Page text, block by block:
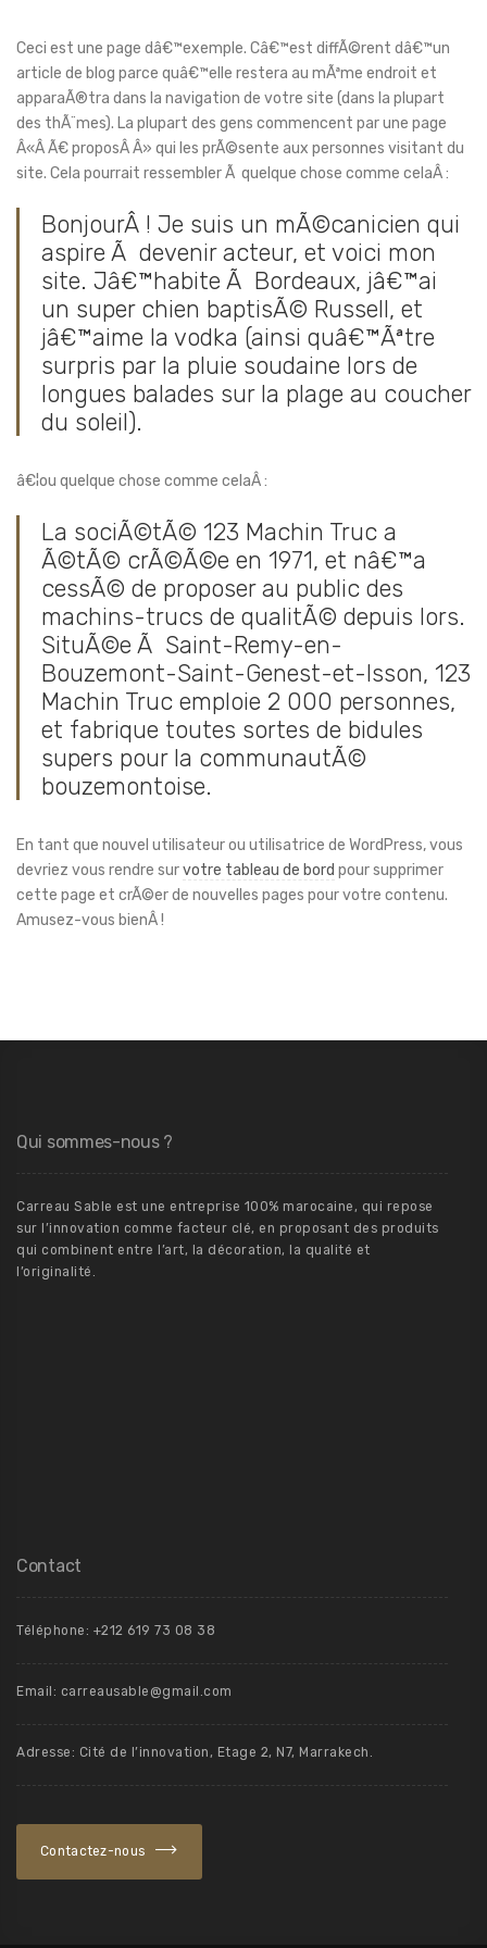
Ceci est une page dâ€™exemple. Câ€™est diffÃ©rent dâ€™un
article de blog parce quâ€™elle restera au mÃªme endroit et
apparaÃ®tra dans la navigation de votre site (dans la plupart
des thÃ¨mes). La plupart des gens commencent par une page
Â«Â Ã€ proposÂ Â» qui les prÃ©sente aux personnes visitant du
site. Cela pourrait ressembler Ã quelque chose comme celaÂ :
BonjourÂ ! Je suis un mÃ©canicien qui
aspire Ã devenir acteur, et voici mon
site. Jâ€™habite Ã Bordeaux, jâ€™ai
un super chien baptisÃ© Russell, et
jâ€™aime la vodka (ainsi quâ€™Ãªtre
surpris par la pluie soudaine lors de
longues balades sur la plage au coucher
du soleil).
â€¦ou quelque chose comme celaÂ :
La sociÃ©tÃ© 123 Machin Truc a
Ã©tÃ© crÃ©Ã©e en 1971, et nâ€™a
cessÃ© de proposer au public des
machins-trucs de qualitÃ© depuis lors.
SituÃ©e Ã Saint-Remy-en-
Bouzemont-Saint-Genest-et-Isson, 123
Machin Truc emploie 2 000 personnes,
et fabrique toutes sortes de bidules
supers pour la communautÃ©
bouzemontoise.
En tant que nouvel utilisateur ou utilisatrice de WordPress, vous
devriez vous rendre survotre tableau de bord pour supprimer
cette page et crÃ©er de nouvelles pages pour votre contenu.
Amusez-vous bienÂ !
Qui sommes-nous ?
Carreau Sable est une entreprise 100% marocaine, qui repose
sur l’innovation comme facteur clé, en proposant des produits
qui combinent entre l’art, la décoration, la qualité et
l’originalité.
Contact
Téléphone: +212 619 73 08 38
Email: carreausable@gmail.com
Adresse: Cité de l’innovation, Etage 2, N7, Marrakech.
Contactez-nous